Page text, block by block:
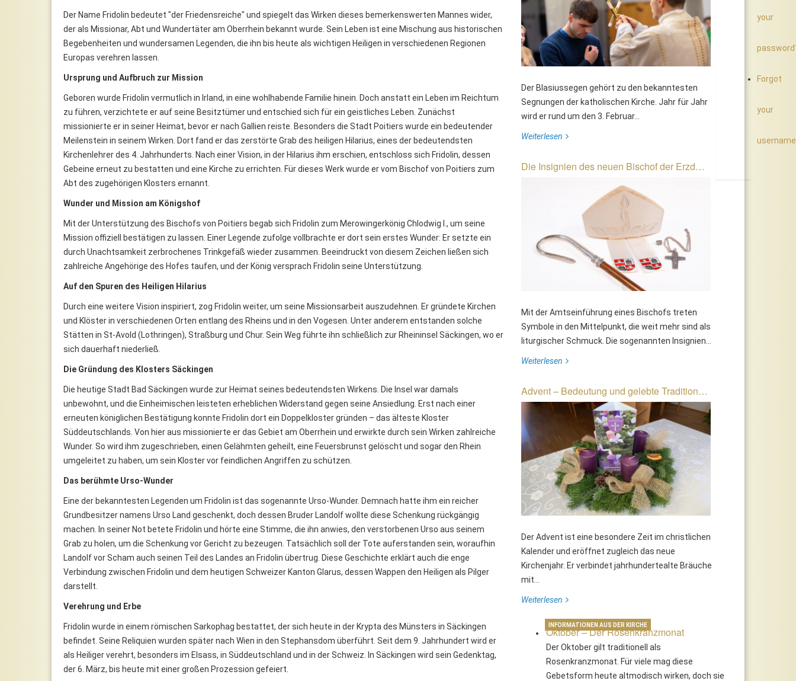
your
Forgot
your
Der Name Fridolin bedeutet "der Friedensreiche" und spiegelt das Wirken dieses bemerkenswerten Mannes wider,
der als Missionar, Abt und Wundertäter am Oberrhein bekannt wurde. Sein Leben ist eine Mischung aus historischen
Begebenheiten und wundersamen Legenden, die ihn bis heute als wichtigen Heiligen in verschiedenen Regionen
Europas verehren lassen.
Ursprung und Aufbruch zur Mission
Geboren wurde Fridolin vermutlich in Irland, in eine wohlhabende Familie hinein. Doch anstatt ein Leben im Reichtum
zu führen, verzichtete er auf seine Besitztümer und entschied sich für ein geistliches Leben. Zunächst
missionierte er in seiner Heimat, bevor er nach Gallien reiste. Besonders die Stadt Poitiers wurde ein bedeutender
Meilenstein in seinem Wirken. Dort fand er das zerstörte Grab des heiligen Hilarius, eines der bedeutendsten
Kirchenlehrer des 4. Jahrhunderts. Nach einer Vision, in der Hilarius ihm erschien, entschloss sich Fridolin, dessen
Gebeine erneut zu bestatten und eine Kirche zu errichten. Für dieses Werk wurde er vom Bischof von Poitiers zum
Abt des zugehörigen Klosters ernannt.
Wunder und Mission am Königshof
Mit der Unterstützung des Bischofs von Poitiers begab sich Fridolin zum Merowingerkönig Chlodwig I., um seine
Mission offiziell bestätigen zu lassen. Einer Legende zufolge vollbrachte er dort sein erstes Wunder: Er setzte ein
durch Unachtsamkeit zerbrochenes Trinkgefäß wieder zusammen. Beeindruckt von diesem Zeichen ließen sich
zahlreiche Angehörige des Hofes taufen, und der König versprach Fridolin seine Unterstützung.
Auf den Spuren des Heiligen Hilarius
Durch eine weitere Vision inspiriert, zog Fridolin weiter, um seine Missionsarbeit auszudehnen. Er gründete Kirchen
und Klöster in verschiedenen Orten entlang des Rheins und in den Vogesen. Unter anderem entstanden solche
Stätten in St-Avold (Lothringen), Straßburg und Chur. Sein Weg führte ihn schließlich zur Rheininsel Säckingen, wo er
sich dauerhaft niederließ.
Die Gründung des Klosters Säckingen
Die heutige Stadt Bad Säckingen wurde zur Heimat seines bedeutendsten Wirkens. Die Insel war damals
unbewohnt, und die Einheimischen leisteten erheblichen Widerstand gegen seine Ansiedlung. Erst nach einer
erneuten königlichen Bestätigung konnte Fridolin dort ein Doppelkloster gründen – das älteste Kloster
Süddeutschlands. Von hier aus missionierte er das Gebiet am Oberrhein und erwirkte durch sein Wirken zahlreiche
Wunder. So wird ihm zugeschrieben, einen Gelähmten geheilt, eine Feuersbrunst gelöscht und sogar den Rhein
umgeleitet zu haben, um sein Kloster vor feindlichen Angriffen zu schützen.
Das berühmte Urso-Wunder
Eine der bekanntesten Legenden um Fridolin ist das sogenannte Urso-Wunder. Demnach hatte ihm ein reicher
Grundbesitzer namens Urso Land geschenkt, doch dessen Bruder Landolf wollte diese Schenkung rückgängig
machen. In seiner Not betete Fridolin und hörte eine Stimme, die ihn anwies, den verstorbenen Urso aus seinem
Grab zu holen, um die Schenkung vor Gericht zu bezeugen. Tatsächlich soll der Tote auferstanden sein, woraufhin
Landolf vor Scham auch seinen Teil des Landes an Fridolin übertrug. Diese Geschichte erklärt auch die enge
Verbindung zwischen Fridolin und dem heutigen Schweizer Kanton Glarus, dessen Wappen den Heiligen als Pilger
darstellt.
Verehrung und Erbe
Fridolin wurde in einem römischen Sarkophag bestattet, der sich heute in der Krypta des Münsters in Säckingen
befindet. Seine Reliquien wurden später nach Wien in den Stephansdom überführt. Seit dem 9. Jahrhundert wird er
als Heiliger verehrt, besonders im Elsass, in Süddeutschland und in der Schweiz. In Säckingen wird sein Gedenktag,
der 6. März, bis heute mit einer großen Prozession gefeiert.
Der Blasiussegen gehört zu den bekanntesten
Segnungen der katholischen Kirche. Jahr für Jahr
wird er rund um den 3. Februar...
Weiterlesen
Die Insignien des neuen Bischof der Erzd…
Mit der Amtseinführung eines Bischofs treten
Symbole in den Mittelpunkt, die weit mehr sind als
liturgischer Schmuck. Die sogenannten Insignien...
Weiterlesen
Advent – Bedeutung und gelebte Tradition…
Der Advent ist eine besondere Zeit im christlichen
Kalender und eröffnet zugleich das neue
Kirchenjahr. Er verbindet jahrhundertealte Bräuche
mit...
Weiterlesen
Oktober – Der Rosenkranzmonat
Der Oktober gilt traditionell als
Rosenkranzmonat. Für viele mag diese
Gebetsform heute altmodisch wirken, doch sie
INFORMATIONEN AUS DER KIRCHE